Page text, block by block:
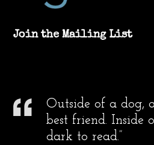
Join the Mailing List
Outside of a dog,
best friend. Inside
dark to read.”